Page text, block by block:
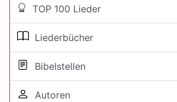
TOP 100 Lieder
Liederbücher
Bibelstellen
Autoren